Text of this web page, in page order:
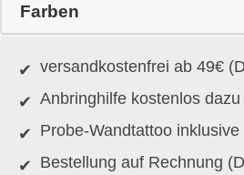
Farben
versandkostenfrei ab 49€
Anbringhilfe kostenlos dazu
Probe-Wandtattoo inklusive
Bestellung auf Rechnung